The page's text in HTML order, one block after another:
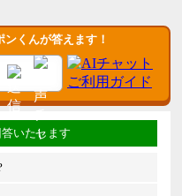
くんが答えます！